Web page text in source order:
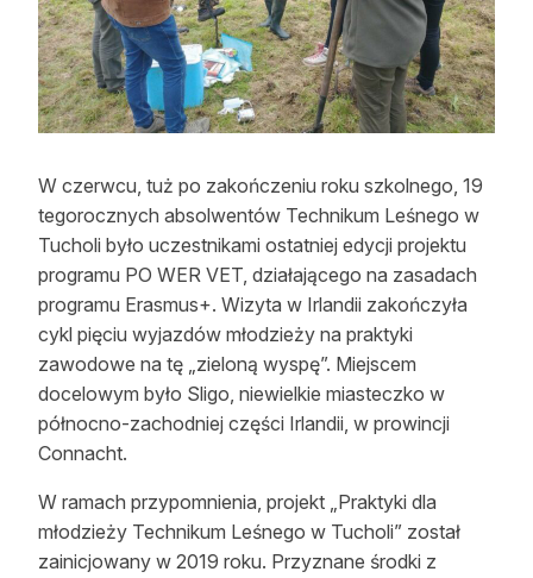
Lasy prywatne
O nas
100 lat „Lasu Polskiego”
Prenumerata
Reklama
Zostań autorem
Archiwum
Kontakt
W czerwcu, tuż po zakończeniu roku szkolnego, 19
tegorocznych absolwentów Technikum Leśnego w
Tucholi było uczestnikami ostatniej edycji projektu
programu PO WER VET, działającego na zasadach
programu Erasmus+. Wizyta w Irlandii zakończyła
cykl pięciu wyjazdów młodzieży na praktyki
zawodowe na tę „zieloną wyspę”. Miejscem
docelowym było Sligo, niewielkie miasteczko w
północno-zachodniej części Irlandii, w prowincji
Connacht.
W ramach przypomnienia, projekt „Praktyki dla
młodzieży Technikum Leśnego w Tucholi” został
zainicjowany w 2019 roku. Przyznane środki z